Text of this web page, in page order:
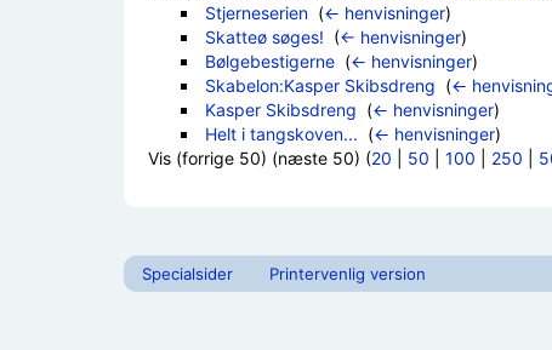
Stjerneserien‎ (← henvisninger)
Skatteø søges! (← henvisninger)
Bølgebestigerne‎ (← henvisninger)
Skabelon:Kasper Skibsdreng (←
Kasper Skibsdreng (← henvisninger)
Helt i tangskoven... (← henvisninger)
Vis (forrige 50) (næste 50) (20 50 100 250
Specialsider Printervenlig version